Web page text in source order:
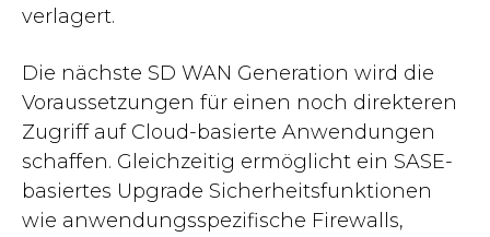
verlagert.
Die nächste SD WAN Generation wird die
Voraussetzungen für einen noch direkteren
Zugriff auf Cloud-basierte Anwendungen
schaffen. Gleichzeitig ermöglicht ein SASE-
basiertes Upgrade Sicherheitsfunktionen
wie anwendungsspezifische Firewalls,